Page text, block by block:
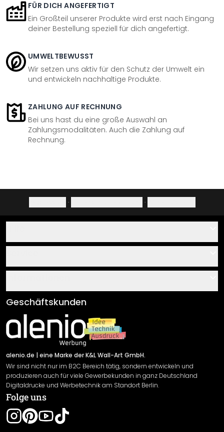
FÜR DICH ANGEFERTIGT
Ein Großteil unserer Produkte wird erst nach Eingang
deiner Bestellung speziell für dich angefertigt.
UMWELTBEWUSST
Wir setzen uns aktiv für den Schutz der Umwelt ein
und entwickeln nachhaltige Produkte.
ZAHLUNG AUF RECHNUNG
Bei uns hast du eine große Auswahl an
Zahlungsmodalitäten. Auch die Zahlung auf
Rechnung.
· ·
Über uns
Klebe- und Montageanleitungen
Newsletter An-/Abmeldung
Sendungsverfolgung
AGB
Impressum
Versand & Zahlung
Rücksendung
Widerrufsrecht
Datenschutzerklärung
Gewährleistung
Leistungserklärung / CE-Zeichen
Geschäftskunden
alenio.de | eine Marke der K&L Wall-Art GmbH.
Wir sind nicht nur im B2C Bereich tätig, sondern entwickeln und
produzieren auch für viele Gewerbekunden in ganz Deutschland
Digitaldrucke und Werbetechnik am Standort Berlin.
Folge uns